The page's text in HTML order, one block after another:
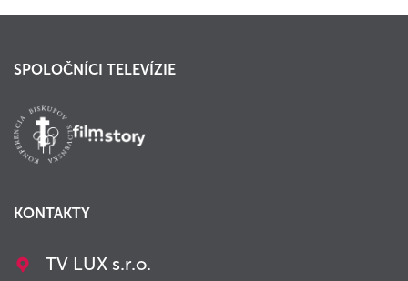
SPOLOČNÍCI TELEVÍZIE
KONTAKTY
TV LUX s.r.o.